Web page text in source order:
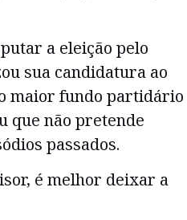
a eleição pelo
sua candidatura ao
maior fundo partidário
que não pretende
passados.
é melhor deixar a